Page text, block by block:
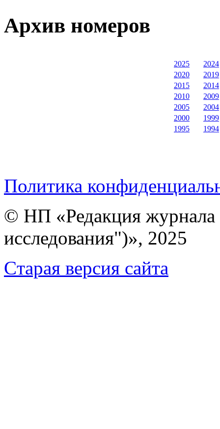
Архив номеров
2025
2024
2020
2019
2015
2014
2010
2009
2005
2004
2000
1999
1995
1994
Политика
© НП «Редакция
исследования")», 2025
Cтарая версия сайта